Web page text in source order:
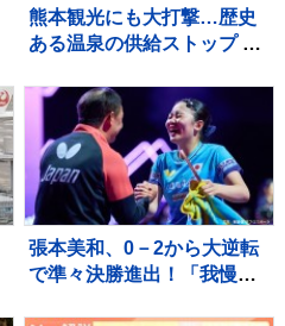
熊本観光にも大打撃…歴史
ある温泉の供給ストップ 休
く避難 復旧・支援は【地震
発生から10日】【Nスタ解
説】
張本美和、0－2から大逆転
で準々決勝進出！「我慢す